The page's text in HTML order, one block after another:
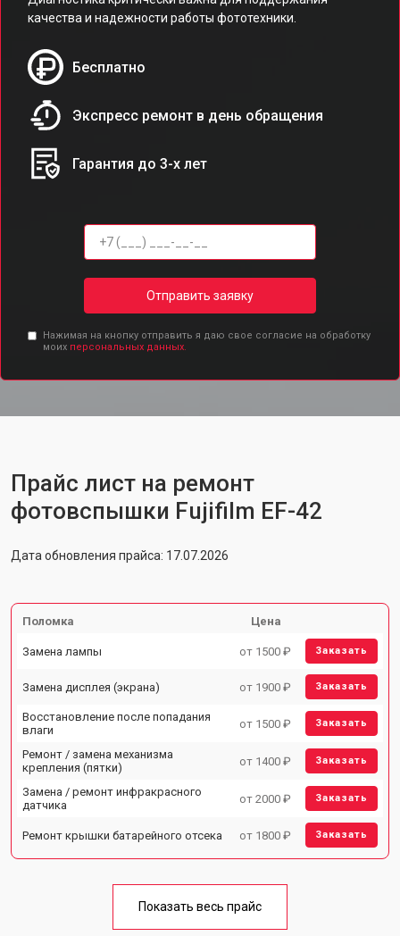
качества и надежности работы фототехники.
Бесплатно
Экспресс ремонт в день обращения
Гарантия до 3-х лет
Отправить заявку
Нажимая на кнопку отправить я даю свое согласие на обработку
моих персональных данных.
Прайс лист на ремонт
фотовспышки Fujifilm EF-42
Дата обновления прайса: 17.07.2026
Поломка Цена
Замена лампы от 1500 ₽ Заказать
Замена дисплея (экрана) от 1900 ₽ Заказать
Восстановление после попадания
влаги
от 1500 ₽ Заказать
Ремонт / замена механизма
крепления (пятки)
от 1400 ₽ Заказать
Замена / ремонт инфракрасного
датчика
от 2000 ₽ Заказать
Ремонт крышки батарейного отсека от 1800 ₽ Заказать
Показать весь прайс